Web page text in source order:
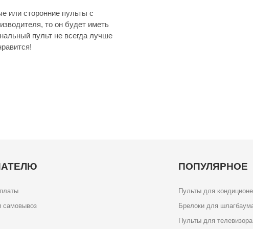
или сторонние пульты с
то он будет иметь
пульт не всегда лучше
самовывоз
ПОПУЛЯРНОЕ
Пульты для
Брелоки для
Пульты для телевизора